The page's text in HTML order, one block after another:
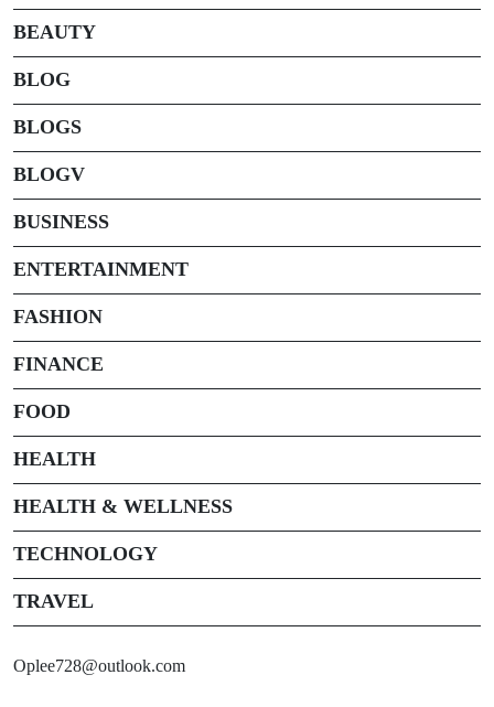
BEAUTY
BLOG
BLOGS
BLOGV
BUSINESS
ENTERTAINMENT
FASHION
FINANCE
FOOD
HEALTH
HEALTH & WELLNESS
TECHNOLOGY
TRAVEL
Oplee728@outlook.com